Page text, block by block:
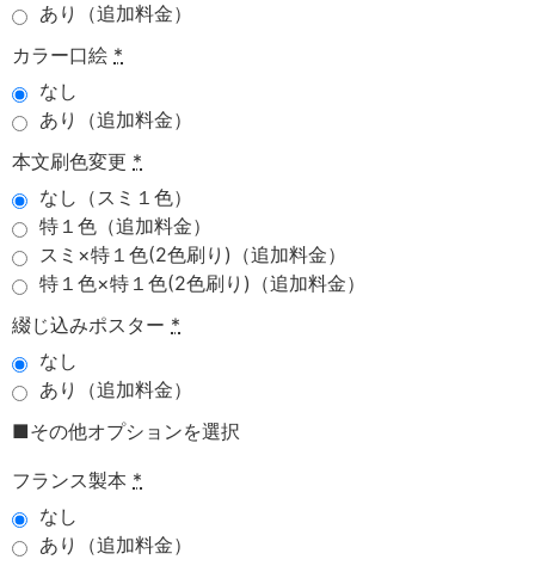
あり（追加料金）
カラー口絵 *
なし
あり（追加料金）
本文刷色変更 *
なし（スミ１色）
特１色（追加料金）
スミ×特１色(2色刷り)（追加料金）
特１色×特１色(2色刷り)（追加料金）
綴じ込みポスター *
なし
あり（追加料金）
■その他オプションを選択
フランス製本 *
なし
あり（追加料金）